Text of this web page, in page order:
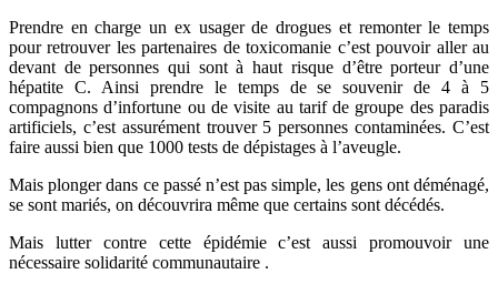
Prendre en charge un ex usager de drogues et remonter le temps
pour retrouver les partenaires de toxicomanie c’est pouvoir aller au
devant de personnes qui sont à haut risque d’être porteur d’une
hépatite C. Ainsi prendre le temps de se souvenir de 4 à 5
compagnons d’infortune ou de visite au tarif de groupe des paradis
artificiels, c’est assurément trouver 5 personnes contaminées. C’est
faire aussi bien que 1000 tests de dépistages à l’aveugle.
Mais plonger dans ce passé n’est pas simple, les gens ont déménagé,
se sont mariés, on découvrira même que certains sont décédés.
Mais lutter contre cette épidémie c’est aussi promouvoir une
nécessaire solidarité communautaire .